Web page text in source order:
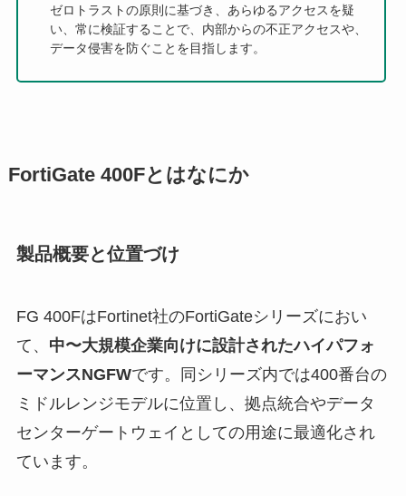
ゼロトラストの原則に基づき、あらゆるアクセスを疑
い、常に検証することで、内部からの不正アクセスや、
データ侵害を防ぐことを目指します。
FortiGate 400Fとはなにか
製品概要と位置づけ
FG 400FはFortinet社のFortiGateシリーズにおい
て、 中〜大規模企業向けに設計されたハイパフォ
ーマンスNGFWです。同シリーズ内では400番台の
ミドルレンジモデルに位置し、拠点統合やデータ
センターゲートウェイとしての用途に最適化され
ています。